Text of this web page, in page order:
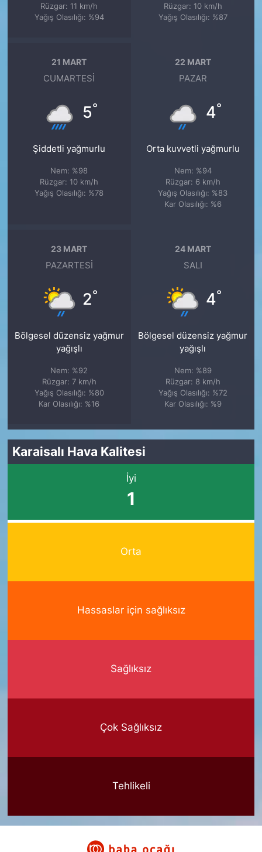
Rüzgar: 11 km/h
Yağış Olasılığı: %94
Rüzgar: 10 km/h
Yağış Olasılığı: %87
21 MART
CUMARTESI
5°
Şiddetli yağmurlu
Nem: %98
Rüzgar: 10 km/h
Yağış Olasılığı: %78
22 MART
PAZAR
4°
Orta kuvvetli yağmurlu
Nem: %94
Rüzgar: 6 km/h
Yağış Olasılığı: %83
Kar Olasılığı: %6
23 MART
PAZARTESI
2°
Bölgesel düzensiz yağmur
yağışlı
Nem: %92
Rüzgar: 7 km/h
Yağış Olasılığı: %80
Kar Olasılığı: %16
24 MART
SALI
4°
Bölgesel düzensiz yağmur
yağışlı
Nem: %89
Rüzgar: 8 km/h
Yağış Olasılığı: %72
Kar Olasılığı: %9
Karaisalı Hava Kalitesi
İyi
1
Orta
Hassaslar için sağlıksız
Sağlıksız
Çok Sağlıksız
Tehlikeli